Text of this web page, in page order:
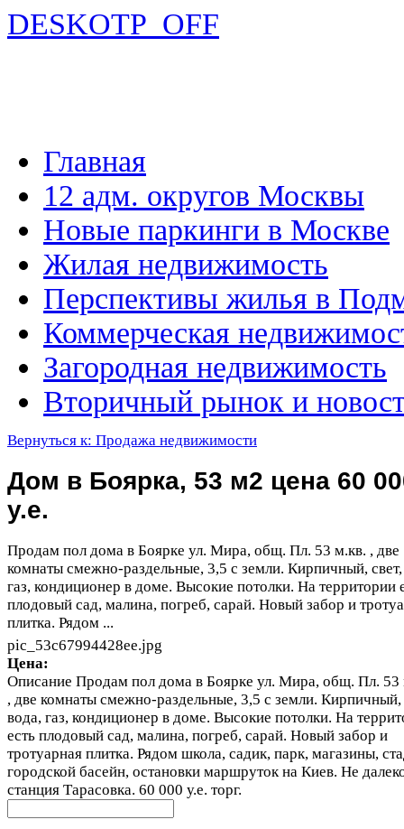
DESKOTP_OFF
Главная
12 адм. округов Москвы
Новые паркинги в Москве
Жилая недвижимость
Перспективы жилья в
Коммерческая
Загородная недвижимость
Вторичный рынок и
Вернуться к: Продажа недвижимости
Дом в Боярка, 53 м2 цена 60
у.е.
Продам пол дома в Боярке ул. Мира, общ. Пл. 53 м.кв. , две
комнаты смежно-раздельные, 3,5 с земли. Кирпичный,
газ, кондиционер в доме. Высокие потолки. На территории
плодовый сад, малина, погреб, сарай. Новый забор и
плитка. Рядом ...
pic_53c67994428ee.jpg
Цена:
Описание Продам пол дома в Боярке ул. Мира, общ. Пл. 53
, две комнаты смежно-раздельные, 3,5 с земли. Кирпичный,
вода, газ, кондиционер в доме. Высокие потолки. На
есть плодовый сад, малина, погреб, сарай. Новый забор и
тротуарная плитка. Рядом школа, садик, парк, магазины,
городской басейн, остановки маршруток на Киев. Не
станция Тарасовка. 60 000 у.е. торг.